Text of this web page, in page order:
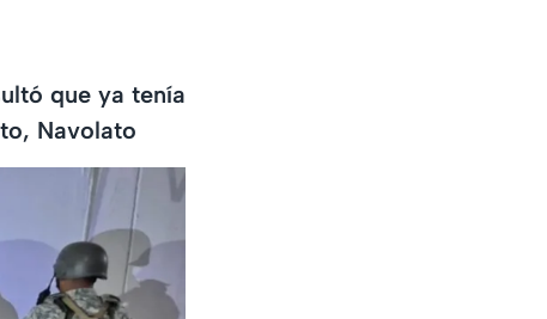
que ya tenía
Navolato